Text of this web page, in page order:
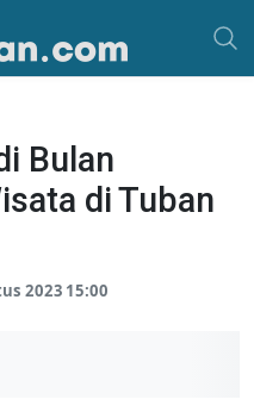
Bulan
di Tuban
2023 15:00